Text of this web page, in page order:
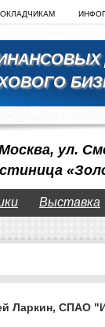
ул.
Выставка
Ларкин, СПАО